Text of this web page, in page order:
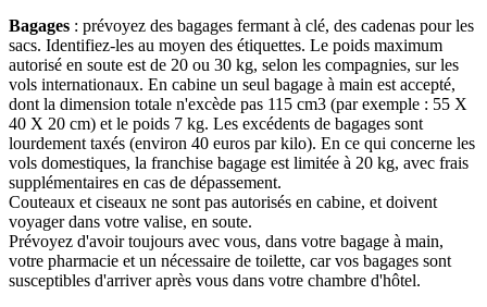
Bagages : prévoyez des bagages fermant à clé, des cadenas pour les
sacs. Identifiez-les au moyen des étiquettes. Le poids maximum
autorisé en soute est de 20 ou 30 kg, selon les compagnies, sur les
vols internationaux. En cabine un seul bagage à main est accepté,
dont la dimension totale n'excède pas 115 cm3 (par exemple : 55 X
40 X 20 cm) et le poids 7 kg. Les excédents de bagages sont
lourdement taxés (environ 40 euros par kilo). En ce qui concerne les
vols domestiques, la franchise bagage est limitée à 20 kg, avec frais
supplémentaires en cas de dépassement.
Couteaux et ciseaux ne sont pas autorisés en cabine, et doivent
voyager dans votre valise, en soute.
Prévoyez d'avoir toujours avec vous, dans votre bagage à main,
votre pharmacie et un nécessaire de toilette, car vos bagages sont
susceptibles d'arriver après vous dans votre chambre d'hôtel.